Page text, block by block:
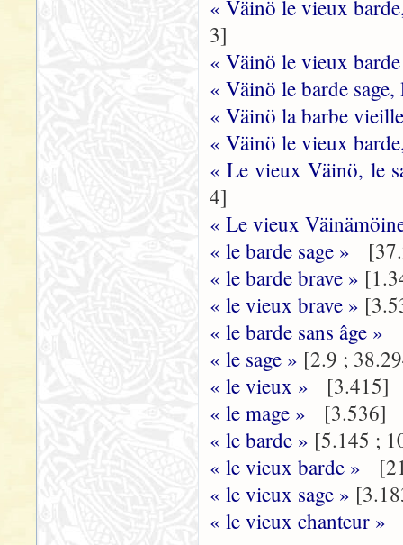
« Väinö le vieux
3]
« Väinö le vieux
« Väinö le barde
« Väinö la barbe
« Väinö le vieux
« Le vieux Väinö, le
4]
« Le vieux
« le barde sage »
« le barde brave »
« le vieux brave »
« le barde sans âge »
« le sage » [2.9 ;
« le vieux »
[3.415]
« le mage »
[3.536]
« le barde » [5.145 ;
« le vieux barde »
« le vieux sage »
« le vieux chanteur »